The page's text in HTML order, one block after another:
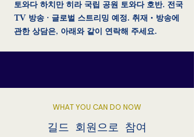
토와다 하치만 히라 국립 공원 토와다 호반. 전국
TV 방송 · 글로벌 스트리밍 예정. 취재・방송에
관한 상담은, 아래와 같이 연락해 주세요.
WHAT YOU CAN DO NOW
길드 회원으로 참여